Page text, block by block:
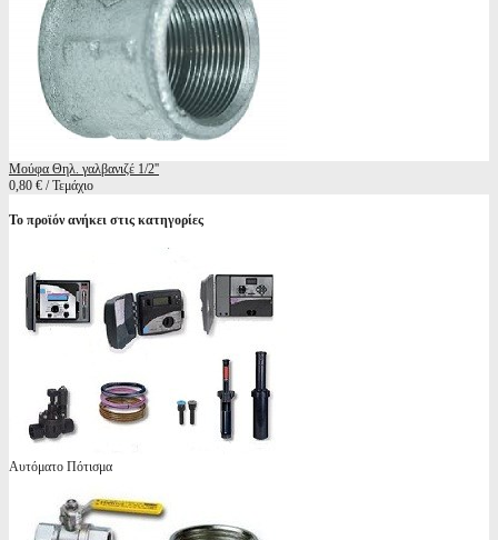
Μούφα Θηλ. γαλβανιζέ 1/2''
0,80 € / Τεμάχιο
Το προϊόν ανήκει στις κατηγορίες
Αυτόματο Πότισμα